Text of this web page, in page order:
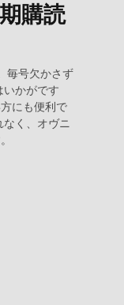
購読
毎号欠かさず
いかがです
にも便利で
く、オヴニ